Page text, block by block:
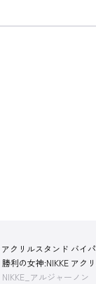
クリルスタンド バイ
勝利の女神:NIKKE アク
NIKKE_アルジャーノン